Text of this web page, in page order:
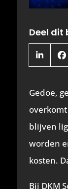
Deel dit
Share
on
Gedoe,
blijven
worden
kosten.
Bij DKM